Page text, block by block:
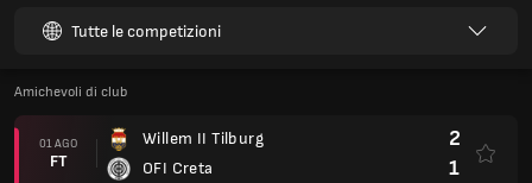
Tutte le competizioni
Amichevoli di club
01 AGO
FT
Willem II Tilburg
OFI Creta
2
1